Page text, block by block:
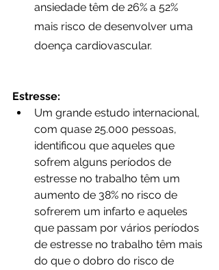
ansiedade têm de 26% a 52%
mais risco de desenvolver uma
doença cardiovascular.
Estresse:
Um grande estudo internacional,
com quase 25.000 pessoas,
identificou que aqueles que
sofrem alguns períodos de
estresse no trabalho têm um
aumento de 38% no risco de
sofrerem um infarto e aqueles
que passam por vários períodos
de estresse no trabalho têm mais
do que o dobro do risco de